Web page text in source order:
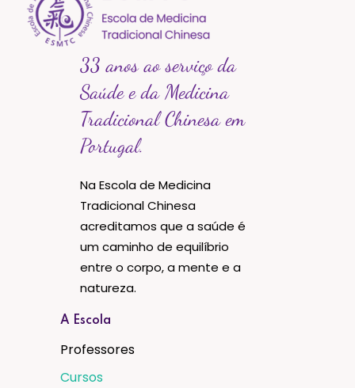
33 anos ao serviço da
Saúde e da Medicina
Tradicional Chinesa em
Portugal.
Na Escola de Medicina
Tradicional Chinesa
acreditamos que a saúde é
um caminho de equilíbrio
entre o corpo, a mente e a
natureza.
A Escola
Professores
Cursos